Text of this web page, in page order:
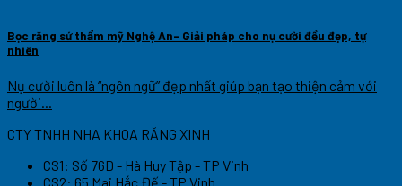
Bọc răng sứ thẩm mỹ Nghệ An- Giải pháp cho nụ cười đều đẹp, tự
nhiên
Nụ cười luôn là “ngôn ngữ” đẹp nhất giúp bạn tạo thiện cảm với
người...
CTY TNHH NHA KHOA RĂNG XINH
CS1: Số 76D - Hà Huy Tập - TP Vinh
CS2: 65 Mai Hắc Đế - TP Vinh